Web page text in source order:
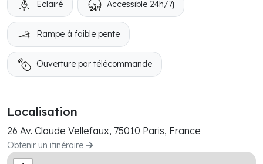
Eclairé Accessible 24h/7j
Rampe à faible pente
Ouverture par télécommande
Localisation
26 Av. Claude Vellefaux, 75010 Paris, France
Obtenir un itinéraire